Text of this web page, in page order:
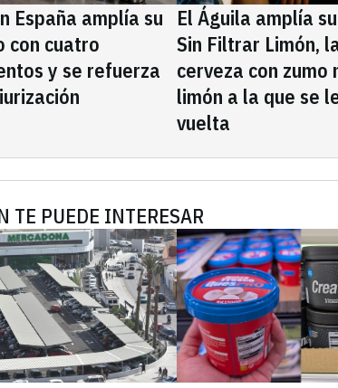
España amplía su
con cuatro
y se refuerza
El Águila amplía
Sin Filtrar Limón,
cerveza con zumo
limón a la que se
vuelta
TE PUEDE INTERESAR